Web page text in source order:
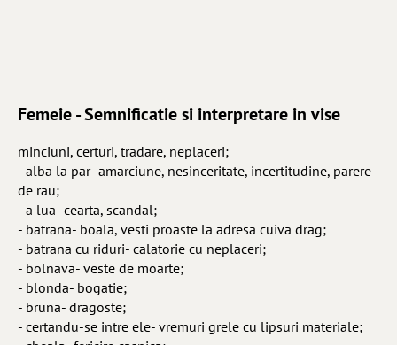
Femeie - Semnificatie si interpretare in vise
minciuni, certuri, tradare, neplaceri;
- alba la par- amarciune, nesinceritate, incertitudine, parere
de rau;
- a lua- cearta, scandal;
- batrana- boala, vesti proaste la adresa cuiva drag;
- batrana cu riduri- calatorie cu neplaceri;
- bolnava- veste de moarte;
- blonda- bogatie;
- bruna- dragoste;
- certandu-se intre ele- vremuri grele cu lipsuri materiale;